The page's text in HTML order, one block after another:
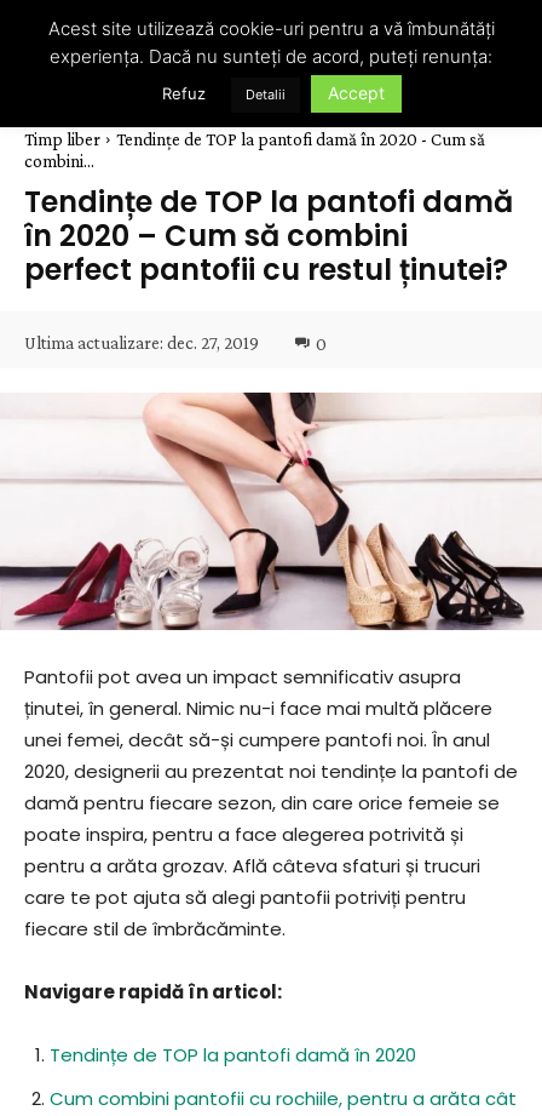
Timp liber
Tendințe de TOP la pantofi damă în 2020 - Cum să
combini...
Tendințe de TOP la pantofi damă
în 2020 – Cum să combini
perfect pantofii cu restul ținutei?
Ultima actualizare: dec. 27, 2019 0
Pantofii pot avea un impact semnificativ asupra
ținutei, în general. Nimic nu-i face mai multă plăcere
unei femei, decât să-și cumpere pantofi noi. În anul
2020, designerii au prezentat noi tendințe la pantofi de
damă pentru fiecare sezon, din care orice femeie se
poate inspira, pentru a face alegerea potrivită și
pentru a arăta grozav. Află câteva sfaturi și trucuri
care te pot ajuta să alegi pantofii potriviți pentru
fiecare stil de îmbrăcăminte.
Navigare rapidă în articol:
Tendințe de TOP la pantofi damă în 2020
Cum combini pantofii cu rochiile, pentru a arăta cât
Acest site utilizează cookie-uri pentru a vă îmbunătăți
experiența. Dacă nu sunteți de acord, puteți renunța:
Refuz Detalii Accept